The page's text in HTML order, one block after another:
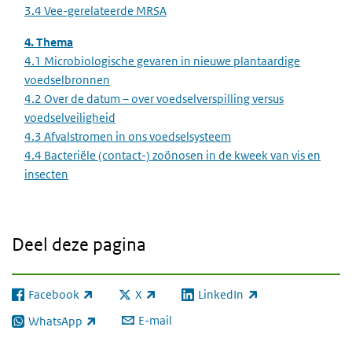
3.4 Vee-gerelateerde MRSA
4. Thema
4.1 Microbiologische gevaren in nieuwe plantaardige
voedselbronnen
4.2 Over de datum – over voedselverspilling versus
voedselveiligheid
4.3 Afvalstromen in ons voedselsysteem
4.4 Bacteriële (contact-) zoönosen in de kweek van vis en
insecten
Deel deze pagina
Facebook
(externe link) X
(externe link) LinkedIn
(externe link)
WhatsApp
(externe link) E-mail